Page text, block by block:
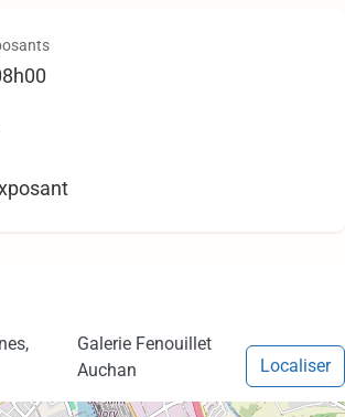
Galerie Fenouillet
Auchan
Localiser